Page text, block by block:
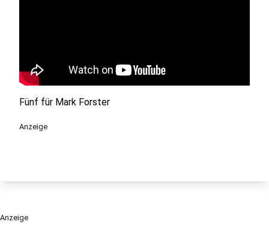
Fünf für Mark Forster
Anzeige
Anzeige